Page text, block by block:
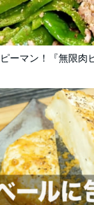
ピーマン！『無限肉